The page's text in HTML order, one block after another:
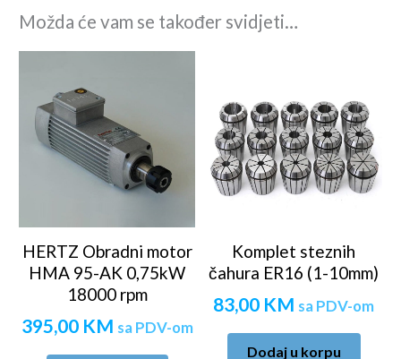
Možda će vam se također svidjeti…
HERTZ Obradni motor
HMA 95-AK 0,75kW
18000 rpm
395,00 KM sa PDV-om
Komplet steznih
čahura ER16 (1-10mm)
83,00 KM sa PDV-om
Dodaj u korpu